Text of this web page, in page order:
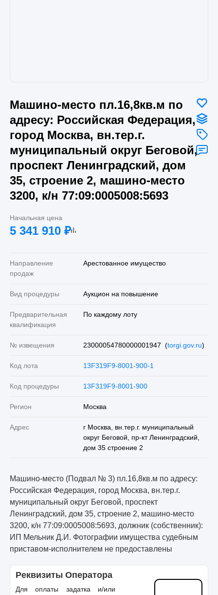
Машино-место пл.16,8кв.м по
адресу: Российская Федерация,
город Москва, вн.тер.г.
муниципальный округ Беговой,
проспект Ленинградский, дом
35, строение 2, машино-место
3200, к/н 77:09:0005008:5693
Начальная цена
5 341 910 ₽
Направление
продаж
Арестованное имущество
Вид процедуры Аукцион на повышение
Предварительная
квалификация
По каждому лоту
№ извещения 23000054780000001947 (torgi.gov.ru)
Код лота 13F319F9-8001-900-1
Код процедуры 13F319F9-8001-900
Регион Москва
Адрес
г Москва, вн.тер.г. муниципальный
округ Беговой, пр-кт Ленинградский,
дом 35 строение 2
Машино-место (Подвал № 3) пл.16,8кв.м по адресу:
Российская Федерация, город Москва, вн.тер.г.
муниципальный округ Беговой, проспект
Ленинградский, дом 35, строение 2, машино-место
3200, к/н 77:09:0005008:5693, должник (собственник):
ИП Мельник Д.И. Фотографии имущества судебным
приставом-исполнителем не предоставлены
Реквизиты Оператора
Для оплаты задатка и/или